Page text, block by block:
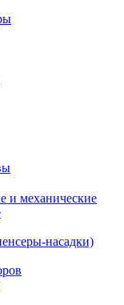
и механические
насадки)